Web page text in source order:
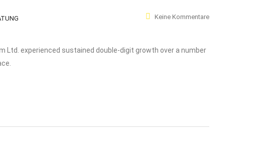
Keine Kommentare
experienced sustained double-digit growth over a number